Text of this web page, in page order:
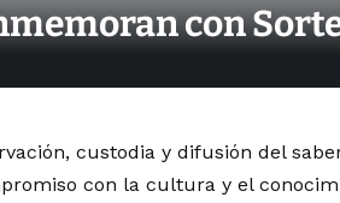
con
custodia y difusión del
con la cultura y el